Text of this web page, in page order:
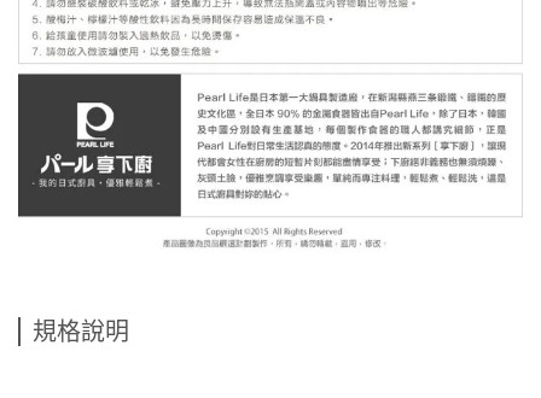
規格說明